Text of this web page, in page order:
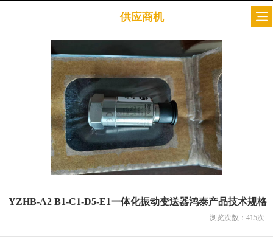
供应商机
YZHB-A2 B1-C1-D5-E1一体化振动变送器鸿泰产品技术规格
浏览次数： 415次